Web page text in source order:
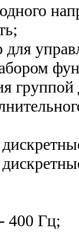
группой
400 Гц;